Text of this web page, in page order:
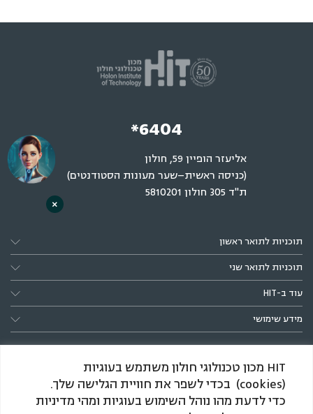
HIT מכון טכנולוגי חולון משתמש בעוגיות
(cookies) בכדי לשפר את חוויית הגלישה שלך.
כדי לדעת מהו נוהל השימוש בעוגיות ומהי מדיניות
*6404
אליעזר הופיין 59, חולון
(כניסה ראשית–שער מעונות הסטודנטים)
ת"ד 305 חולון 5810201
תוכניות לתואר ראשון
תוכניות לתואר שני
עוד ב-HIT
מידע שימושי
×